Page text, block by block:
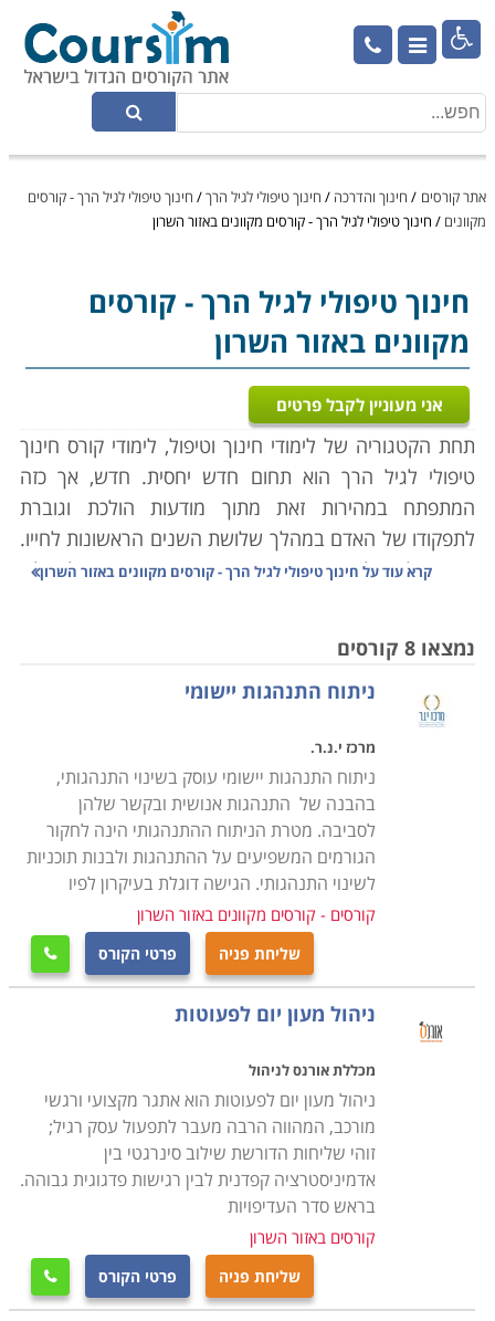

אתר קורסים / חינוך והדרכה / חינוך טיפולי לגיל הרך/ חינוך טיפולי לגיל הרך - קורסים
מקוונים / חינוך טיפולי לגיל הרך - קורסים מקוונים באזור השרון
חינוך טיפולי לגיל הרך- קורסים
מקוונים באזור השרון
אני מעוניין לקבל פרטים
תחת הקטגוריה של לימודי חינוך וטיפול, לימודי קורס חינוך
טיפולי לגיל הרך הוא תחום חדש יחסית. חדש, אך כזה
המתפתח במהירות זאת מתוך מודעות הולכת וגוברת
לתפקודו של האדם במהלך שלושת השנים הראשונות לחייו.
שנים אלו, שלוש השנים הראשונות בהתפתחותו של הילד,
חינוך הוא המינוח שבו אנו כחברה משתמשים כדי לבטא את
הצורך שלנו להנחיל לדורות הבאים, עקרונות, ערכים
והתנהגויות תרבותיות שונות. התהליך לא נפסק בעצם
לעולם, ולכן גם מבחר האופציות השונות למי שמעוניין
לעסוק בתחום, מגוונות למדי. משום הריבוי הרב והצורך
להתאים את דרכי החינוך לגילאים שונים, נוהגים לחלק את
התחום לתתי קטגוריות שונות. המתעניינים במקצועות אלו
יוכלו ללמוד חינוך למבוגרים, לילדים, לגיל הרך ולבעלי
מוגבלויות שונות, פיסיות וקוגנטיביות.
טיפול הוא המינוח שבו אנו כחברה, משתמשים כדי לבטא
פעולה של הבראת אדם מסוים שנולד או חווה פגיעה
כלשהי, בין אם בגופו ובין אם בנפשו/אישיותו. גם תחום זה
מחולק לתתי נושאים שונים שניתן להתמחות בהם. כך,
המעוניינים ללמוד את מקצועות הטיפול השונים יוכלו לבחור
בין טיפול במבוגרים, ילדים, תינוקות, מקצועות פרא-רפואיים,
רפואה הוליסטית, אלטרנטיבית או קונבנציונאלית. הכל
בהתאם לרצונות של הפונה לתחומים אלו.
לימודי הגיל הרך
הלימודים מיועדים לאנשי חינוך והוראה, מטפלים מכל קצוות
הקשת הטיפולית בארץ וכן לקהל הרחב אשר מעוניין
להרחיב את ידיעותיו או להיכנס לתחום טיפולי מרתק וייחודי
זה. הלימודים כוללים לימודי פסיכולוגיה, פרקים בתהפתחות
קרא עוד על חינוך טיפולי לגיל הרך - קורסים מקוונים באזור השרון
נמצאו 8 קורסים
ניתוח התנהגות יישומי
מרכז י.נ.ר.
ניתוח התנהגות יישומי עוסק בשינוי התנהגותי,
בהבנה של התנהגות אנושית ובקשר שלהן
לסביבה. מטרת הניתוח ההתנהגותי הינה לחקור
הגורמים המשפיעים על ההתנהגות ולבנות תוכניות
לשינוי התנהגותי. הגישה דוגלת בעיקרון לפיו
קורסים - קורסים מקוונים באזור השרון
שליחת פניה פרטי הקורס 
ניהול מעון יום לפעוטות
מכללת אורנס לניהול
ניהול מעון יום לפעוטות הוא אתגר מקצועי ורגשי
מורכב, המהווה הרבה מעבר לתפעול עסק רגיל;
זוהי שליחות הדורשת שילוב סינרגטי בין
אדמיניסטרציה קפדנית לבין רגישות פדגוגית גבוהה.
בראש סדר העדיפויות
קורסים באזור השרון
שליחת פניה פרטי הקורס 